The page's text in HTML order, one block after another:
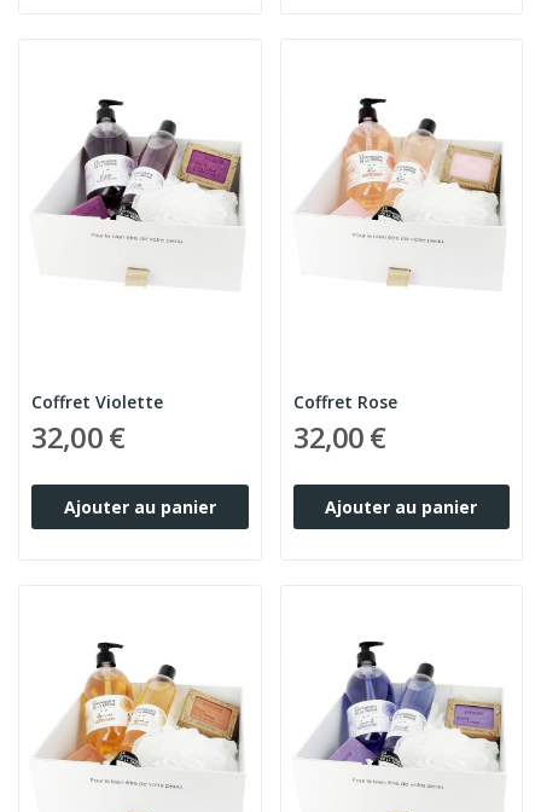
Coffret Violette
32,00 €
Ajouter au panier
Coffret Rose
32,00 €
Ajouter au panier